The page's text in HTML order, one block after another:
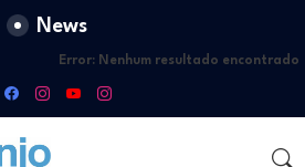
News
Error: Nenhum resultado encontrado